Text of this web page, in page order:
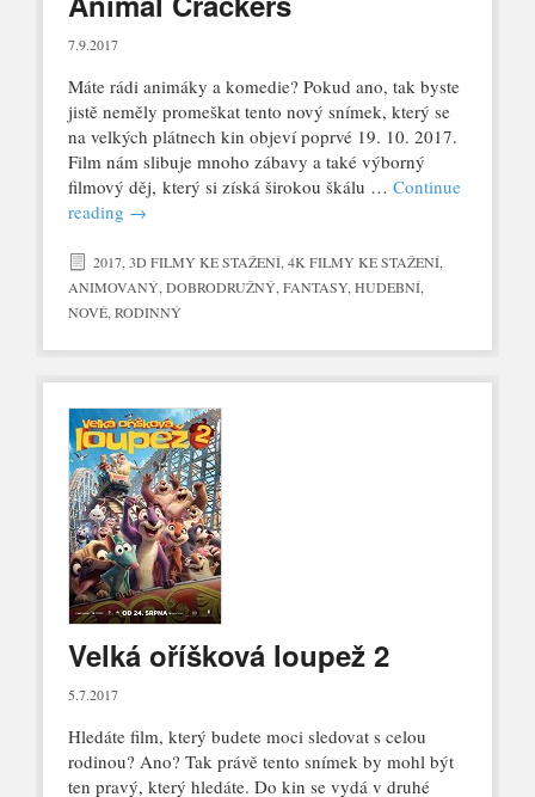
7.9.2017
Máte rádi animáky a komedie? Pokud ano, tak byste
jistě neměly promeškat tento nový snímek, který se
na velkých plátnech kin objeví poprvé 19. 10. 2017.
Film nám slibuje mnoho zábavy a také výborný
filmový děj, který si získá širokou škálu … Continue
reading →
2017, 3D FILMY KE STAŽENÍ, 4K FILMY KE STAŽENÍ,
ANIMOVANÝ DOBRODRUŽNÝ FANTASY, HUDEBNÍ,
NOVÉ, RODINNÝ
Velká oříšková loupež 2
5.7.2017
Hledáte film, který budete moci sledovat s celou
rodinou? Ano? Tak právě tento snímek by mohl být
ten pravý, který hledáte. Do kin se vydá v druhé